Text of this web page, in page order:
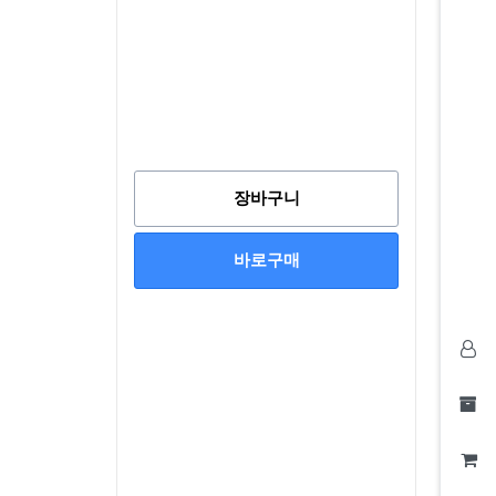
장바구니
바로구매